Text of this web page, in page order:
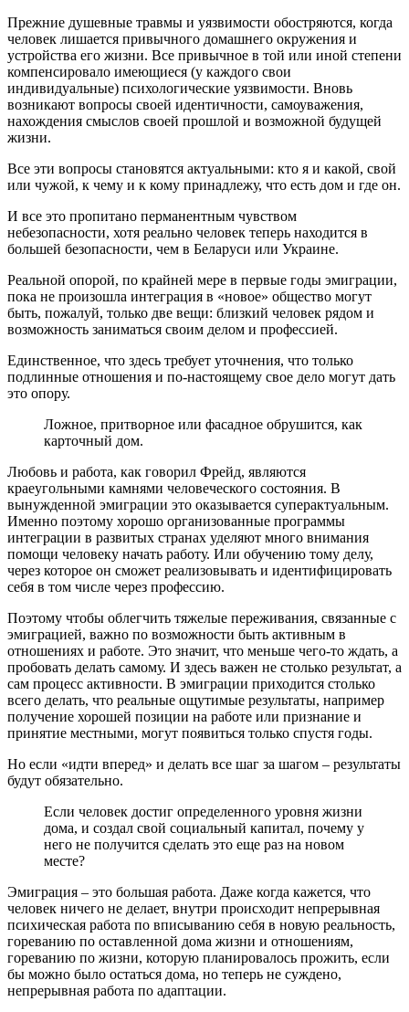
Прежние душевные травмы и уязвимости обостряются, когда
человек лишается привычного домашнего окружения и
устройства его жизни. Все привычное в той или иной степени
компенсировало имеющиеся (у каждого свои
индивидуальные) психологические уязвимости. Вновь
возникают вопросы своей идентичности, самоуважения,
нахождения смыслов своей прошлой и возможной будущей
жизни.
Все эти вопросы становятся актуальными: кто я и какой, свой
или чужой, к чему и к кому принадлежу, что есть дом и где он.
И все это пропитано перманентным чувством
небезопасности, хотя реально человек теперь находится в
большей безопасности, чем в Беларуси или Украине.
Реальной опорой, по крайней мере в первые годы эмиграции,
пока не произошла интеграция в «новое» общество могут
быть, пожалуй, только две вещи: близкий человек рядом и
возможность заниматься своим делом и профессией.
Единственное, что здесь требует уточнения, что только
подлинные отношения и по-настоящему свое дело могут дать
это опору.
Ложное, притворное или фасадное обрушится, как
карточный дом.
Любовь и работа, как говорил Фрейд, являются
краеугольными камнями человеческого состояния. В
вынужденной эмиграции это оказывается суперактуальным.
Именно поэтому хорошо организованные программы
интеграции в развитых странах уделяют много внимания
помощи человеку начать работу. Или обучению тому делу,
через которое он сможет реализовывать и идентифицировать
себя в том числе через профессию.
Поэтому чтобы облегчить тяжелые переживания, связанные с
эмиграцией, важно по возможности быть активным в
отношениях и работе. Это значит, что меньше чего-то ждать, а
пробовать делать самому. И здесь важен не столько результат, а
сам процесс активности. В эмиграции приходится столько
всего делать, что реальные ощутимые результаты, например
получение хорошей позиции на работе или признание и
принятие местными, могут появиться только спустя годы.
Но если «идти вперед» и делать все шаг за шагом – результаты
будут обязательно.
Если человек достиг определенного уровня жизни
дома, и создал свой социальный капитал, почему у
него не получится сделать это еще раз на новом
месте?
Эмиграция – это большая работа. Даже когда кажется, что
человек ничего не делает, внутри происходит непрерывная
психическая работа по вписыванию себя в новую реальность,
гореванию по оставленной дома жизни и отношениям,
гореванию по жизни, которую планировалось прожить, если
бы можно было остаться дома, но теперь не суждено,
непрерывная работа по адаптации.